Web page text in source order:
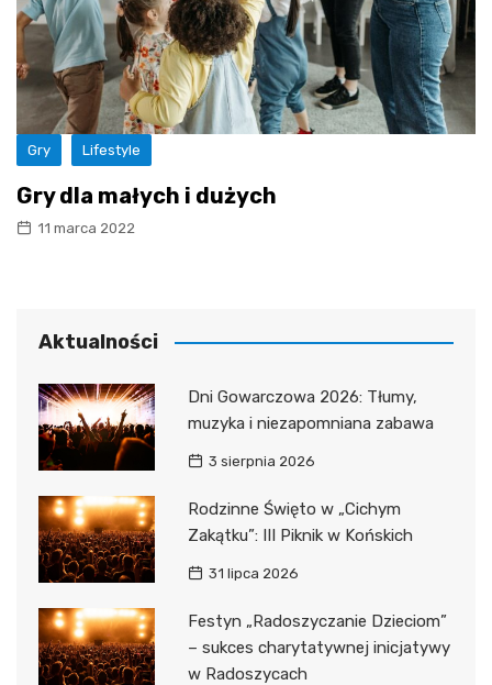
Gry Lifestyle
Gry dla małych i dużych
11 marca 2022
Aktualności
Dni Gowarczowa 2026: Tłumy,
muzyka i niezapomniana zabawa
3 sierpnia 2026
Rodzinne Święto w „Cichym
Zakątku”: III Piknik w Końskich
31 lipca 2026
Festyn „Radoszyczanie Dzieciom”
– sukces charytatywnej inicjatywy
w Radoszycach